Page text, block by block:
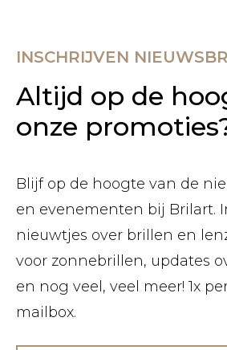
INSCHRIJVEN
Altijd op de
onze
Blijf op de hoogte van de
en evenementen bij Brilart.
nieuwtjes over brillen en
voor zonnebrillen, updates
en nog veel, veel meer! 1x
mailbox.